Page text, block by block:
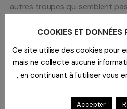
autres troupes qui semblent
que nous ne devons pas faire
pensais qu’on allait rendre leur
directions des hôpitaux, pas
mieux les encadrer on
COOKIES ET DONNÉES
Ce site utilise des cookies pour
mais ne collecte aucune
, en continuant à l'utiliser vous
Accepter